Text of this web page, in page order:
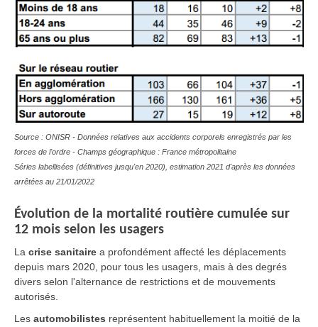
Source : ONISR - Données relatives aux accidents corporels enregistrés par les
forces de l'ordre - Champs géographique : France métropolitaine
Séries labellisées (définitives jusqu'en 2020), estimation 2021 d'après les données
arrêtées au 21/01/2022
Évolution de la mortalité routière cumulée sur
12 mois selon les usagers
La crise sanitaire a profondément affecté les déplacements
depuis mars 2020, pour tous les usagers, mais à des degrés
divers selon l'alternance de restrictions et de mouvements
autorisés.
Les automobilistes représentent habituellement la moitié de la